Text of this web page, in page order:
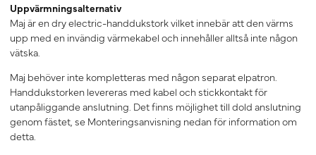
Uppvärmningsalternativ
Maj är en dry electric-handdukstork vilket innebär att den värms
upp med en invändig värmekabel och innehåller alltså inte någon
vätska.
Maj behöver inte kompletteras med någon separat elpatron.
Handdukstorken levereras med kabel och stickkontakt för
utanpåliggande anslutning. Det finns möjlighet till dold anslutning
genom fästet, se Monteringsanvisning nedan för information om
detta.